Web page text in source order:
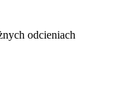
odcieniach